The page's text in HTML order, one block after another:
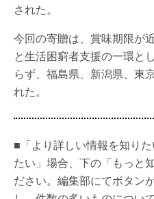
された。
今回の寄贈は、賞味期限が
と生活困窮者支援の一環と
らず、福島県、新潟県、東
れた。
■「より詳しい情報を知り
たい」場合、下の「もっと
ださい。編集部にてボタン